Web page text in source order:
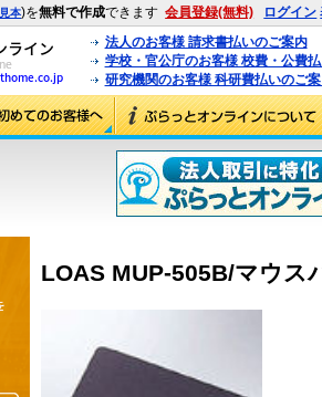
見本)を無料で作成できます 会員登録(無料) ログイン
法人のお客様 請求書払いのご案内
学校・官公庁のお客様 校費・公費
研究機関のお客様 科研費払いのご
LOAS MUP-505B/マウス